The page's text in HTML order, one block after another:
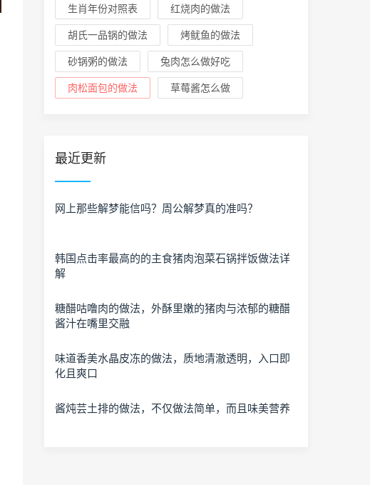
生肖年份对照表 红烧肉的做法
胡氏一品锅的做法 烤鱿鱼的做法
砂锅粥的做法 兔肉怎么做好吃
肉松面包的做法 草莓酱怎么做
最近更新
网上那些解梦能信吗？周公解梦真的准吗？
韩国点击率最高的的主食猪肉泡菜石锅拌饭做法详
解
糖醋咕噜肉的做法，外酥里嫩的猪肉与浓郁的糖醋
酱汁在嘴里交融
味道香美水晶皮冻的做法，质地清澈透明，入口即
化且爽口
酱炖芸土排的做法，不仅做法简单，而且味美营养